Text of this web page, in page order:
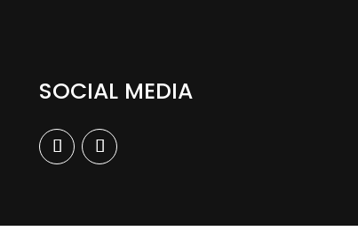
SOCIAL MEDIA